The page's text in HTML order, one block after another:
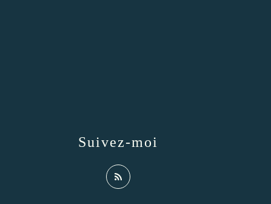
Suivez-moi